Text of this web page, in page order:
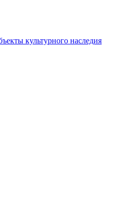
культурного наследия